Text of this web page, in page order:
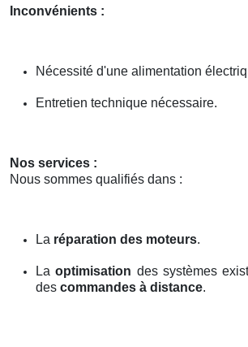
Inconvénients :
Nécessité d'une alimentation
Entretien technique nécessaire.
Nos services :
Nous sommes qualifiés dans :
La réparation des moteurs.
Laoptimisation des systèmes
des commandes à distance.